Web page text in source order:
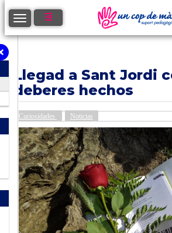
Toggle navigation
Llegad a Sant Jordi
deberes hechos
Curiosidades Noticias